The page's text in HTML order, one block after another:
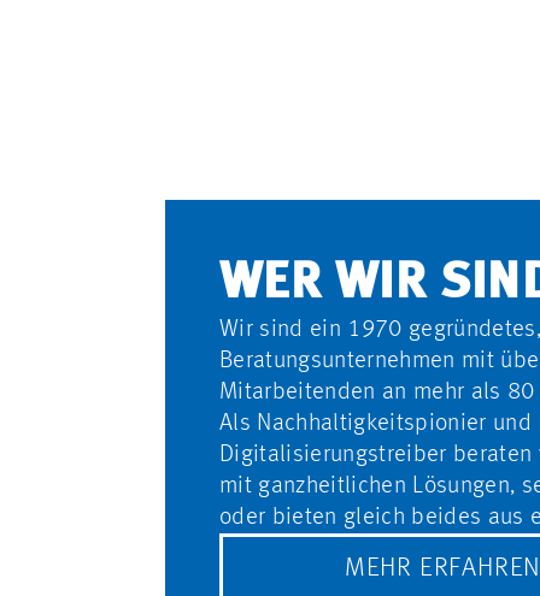
WER WIR
Wir sind ein 1970
Beratungsunternehmen mit
Mitarbeitenden an mehr als
Als Nachhaltigkeitspionier und
Digitalisierungstreiber beraten
mit ganzheitlichen Lösungen,
oder bieten gleich beides aus
MEHR ERFAHREN